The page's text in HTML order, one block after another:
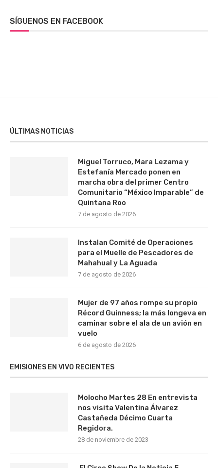
SÍGUENOS EN FACEBOOK
ÚLTIMAS NOTICIAS
Miguel Torruco, Mara Lezama y
Estefanía Mercado ponen en
marcha obra del primer Centro
Comunitario “México Imparable” de
Quintana Roo
7 de agosto de 2026
Instalan Comité de Operaciones
para el Muelle de Pescadores de
Mahahual y La Aguada
7 de agosto de 2026
Mujer de 97 años rompe su propio
Récord Guinness; la más longeva en
caminar sobre el ala de un avión en
vuelo
6 de agosto de 2026
EMISIONES EN VIVO RECIENTES
Molocho Martes 28 En entrevista
nos visita Valentina Álvarez
Castañeda Décimo Cuarta
Regidora.
28 de noviembre de 2023